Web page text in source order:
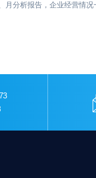
月分析报告，企业经营情况